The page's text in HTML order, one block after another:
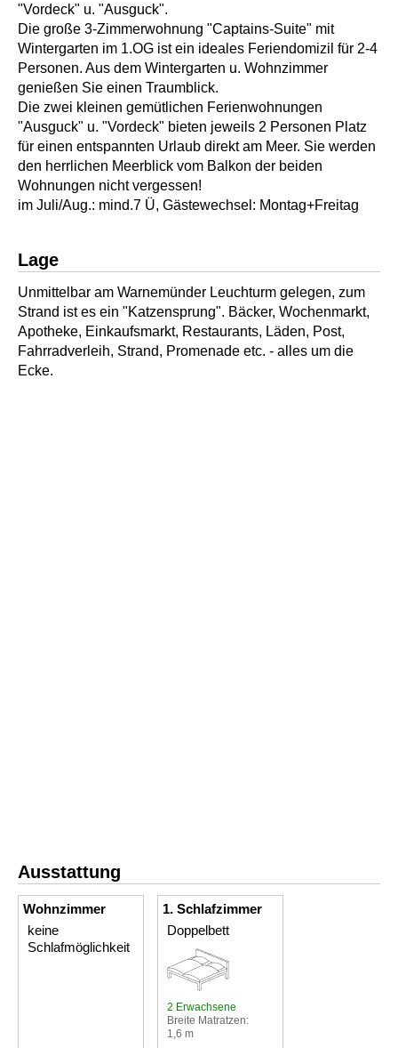
"Vordeck" u. "Ausguck".
Die große 3-Zimmerwohnung "Captains-Suite" mit
Wintergarten im 1.OG ist ein ideales Feriendomizil für 2-4
Personen. Aus dem Wintergarten u. Wohnzimmer
genießen Sie einen Traumblick.
Die zwei kleinen gemütlichen Ferienwohnungen
"Ausguck" u. "Vordeck" bieten jeweils 2 Personen Platz
für einen entspannten Urlaub direkt am Meer. Sie werden
den herrlichen Meerblick vom Balkon der beiden
Wohnungen nicht vergessen!
im Juli/Aug.: mind.7 Ü, Gästewechsel: Montag+Freitag
Lage
Unmittelbar am Warnemünder Leuchturm gelegen, zum
Strand ist es ein "Katzensprung". Bäcker, Wochenmarkt,
Apotheke, Einkaufsmarkt, Restaurants, Läden, Post,
Fahrradverleih, Strand, Promenade etc. - alles um die
Ecke.
Ausstattung
Wohnzimmer
keine
Schlafmöglichkeit
1. Schlafzimmer
Doppelbett
2 Erwachsene
Breite Matratzen:
1,6 m